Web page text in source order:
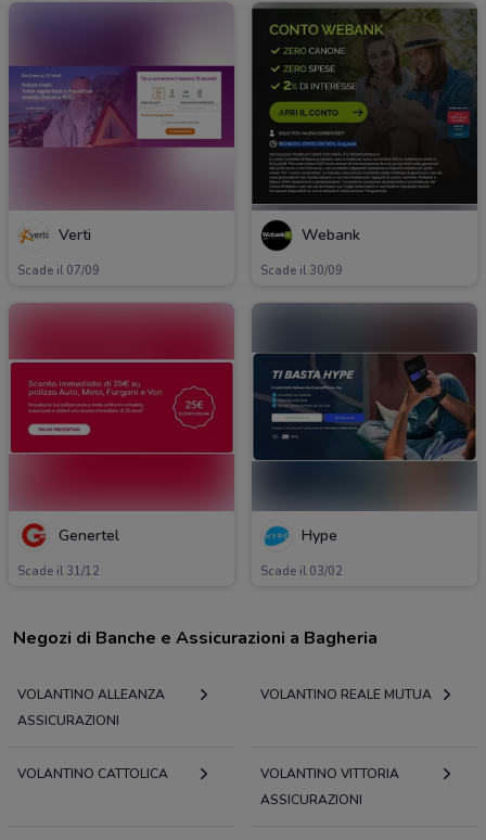
Verti
Scade il 07/09
Webank
Scade il 30/09
Genertel
Scade il 31/12
Hype
Scade il 03/02
Negozi di Banche e Assicurazioni a Bagheria
VOLANTINO ALLEANZA
ASSICURAZIONI
VOLANTINO REALE MUTUA
VOLANTINO CATTOLICA
VOLANTINO VITTORIA
ASSICURAZIONI